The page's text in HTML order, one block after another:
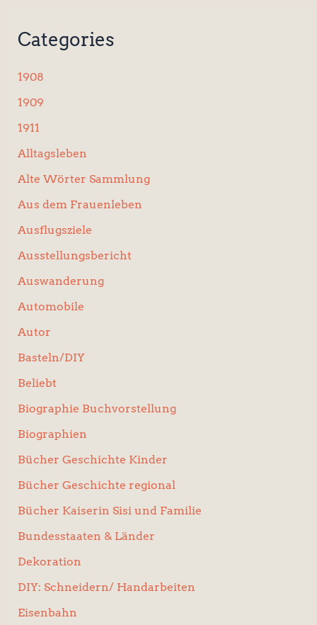
n
h
Categories
1908
1909
1911
Alltagsleben
Alte Wörter Sammlung
Aus dem Frauenleben
Ausflugsziele
Ausstellungsbericht
Auswanderung
Automobile
Autor
Basteln/DIY
Beliebt
Biographie Buchvorstellung
Biographien
Bücher Geschichte Kinder
Bücher Geschichte regional
Bücher Kaiserin Sisi und Familie
Bundesstaaten & Länder
Dekoration
DIY: Schneidern/ Handarbeiten
Eisenbahn